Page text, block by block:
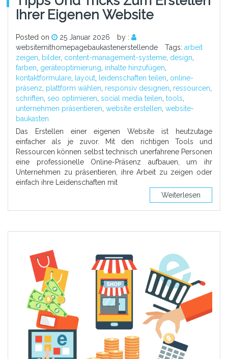
Ihrer Eigenen Website
Posted on 25 Januar 2026
by :
websitemithomepagebaukastenerstellende
Tags: arbeit
zeigen, bilder, content-management-systeme, design,
farben, geräteoptimierung, inhalte hinzufügen,
kontaktformulare, layout, leidenschaften teilen, online-
präsenz, plattform wählen, responsiv designen, ressourcen,
schriften, seo optimieren, social media teilen, tools,
unternehmen präsentieren, website erstellen, website-
baukasten
Das Erstellen einer eigenen Website ist heutzutage
einfacher als je zuvor. Mit den richtigen Tools und
Ressourcen können selbst technisch unerfahrene Personen
eine professionelle Online-Präsenz aufbauen, um ihr
Unternehmen zu präsentieren, ihre Arbeit zu zeigen oder
einfach ihre Leidenschaften mit
Weiterlesen